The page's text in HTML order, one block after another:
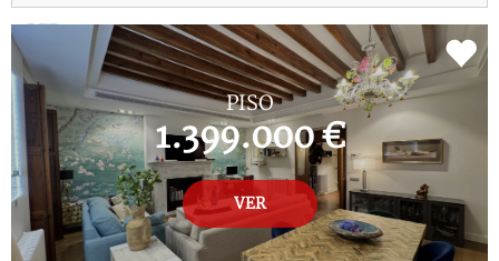
E-115266-I
PISO
1.399.000 €
VER